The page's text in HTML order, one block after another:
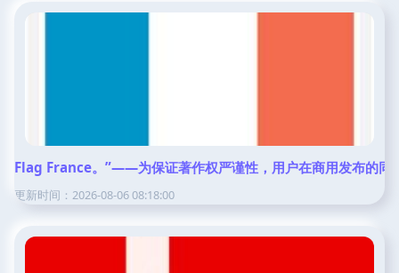
Flag France。”——为保证著作权严谨性，用户在商用发布的同
更新时间：2026-08-06 08:18:00